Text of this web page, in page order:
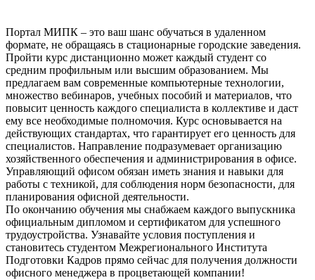
Портал МИПК – это ваш шанс обучаться в удаленном
формате, не обращаясь в стационарные городские заведения.
Пройти курс дистанционно может каждый студент со
средним профильным или высшим образованием. Мы
предлагаем вам современные компьютерные технологии,
множество вебинаров, учебных пособий и материалов, что
повысит ценность каждого специалиста в коллективе и даст
ему все необходимые полномочия. Курс основывается на
действующих стандартах, что гарантирует его ценность для
специалистов. Направление подразумевает организацию
хозяйственного обеспечения и администрирования в офисе.
Управляющий офисом обязан иметь знания и навыки для
работы с техникой, для соблюдения норм безопасности, для
планирования офисной деятельности.
По окончанию обучения мы снабжаем каждого выпускника
официальным дипломом и сертификатом для успешного
трудоустройства. Узнавайте условия поступления и
становитесь студентом Межрегионального Института
Подготовки Кадров прямо сейчас для получения должности
офисного менеджера в процветающей компании!